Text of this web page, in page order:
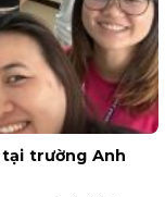
tại trường Anh